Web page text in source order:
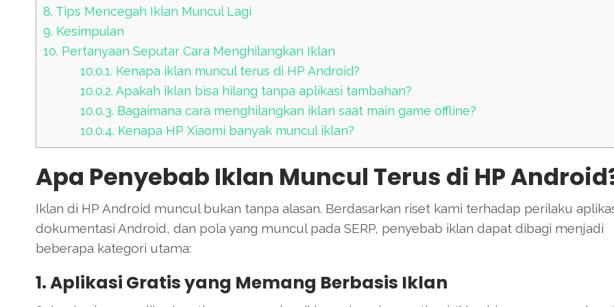
8. Tips Mencegah Iklan Muncul Lagi
9. Kesimpulan
10. Pertanyaan Seputar Cara Menghilangkan Iklan
10.0.1. Kenapa iklan muncul terus di HP Android?
10.0.2. Apakah iklan bisa hilang tanpa aplikasi tambahan?
10.0.3. Bagaimana cara menghilangkan iklan saat main game offline?
10.0.4. Kenapa HP Xiaomi banyak muncul iklan?
Apa Penyebab Iklan Muncul Terus di HP
Iklan di HP Android muncul bukan tanpa alasan. Berdasarkan riset kami terhadap perilaku
dokumentasi Android, dan pola yang muncul pada SERP, penyebab iklan dapat dibagi menjadi
beberapa kategori utama:
1. Aplikasi Gratis yang Memang Berbasis Iklan